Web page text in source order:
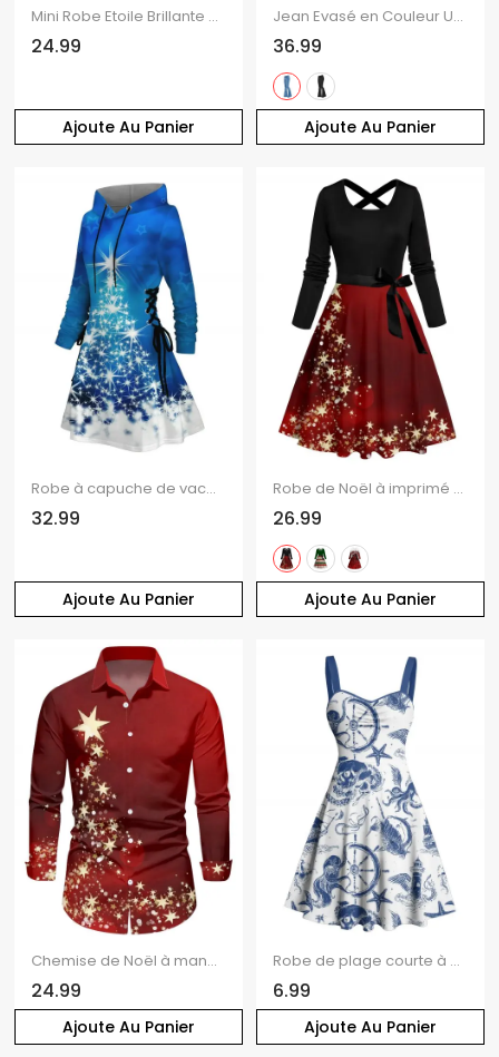
Ajoute Au Panier
Mini Robe Etoile Brillante Ceinturée Flocon de Neige Imprimé à Col en Forme de Cœur
24.99
Ajoute Au Panier
Jean Evasé en Couleur Unie avec Poches à Lacets
36.99
Ajoute Au Panier
Robe à capuche de vacances, imprimé sapin de Noël, flocon de neige, étoile, robe à capuche à lacets
32.99
Ajoute Au Panier
Robe de Noël à imprimé étoiles colorblock, croisée, manches longues, ceinture
26.99
Ajoute Au Panier
Chemise de Noël à manches longues et boutons pour homme, imprimé étoiles
24.99
Ajoute Au Panier
Robe de plage courte à col en cœur et motif ancre et étoile de mer, motif pieuvre et ruché sur le buste
6.99